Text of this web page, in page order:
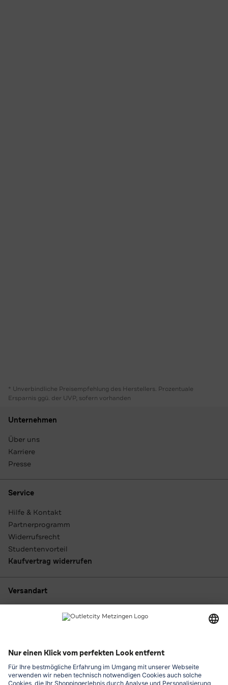
* Unverbindliche Preisempfehlung des Herstellers. Prozentuale
Ersparnis ggü. der UVP, sofern vorhanden
Unternehmen
Über uns
Karriere
Presse
Service
Hilfe & Kontakt
Partnerprogramm
Widerrufsrecht
Studentenvorteil
Kaufvertrag widerrufen
Versandart